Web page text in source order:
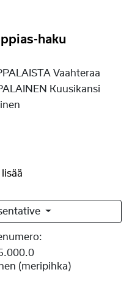
haku
Vaahteraa
Kuusikansi
(meripihka)